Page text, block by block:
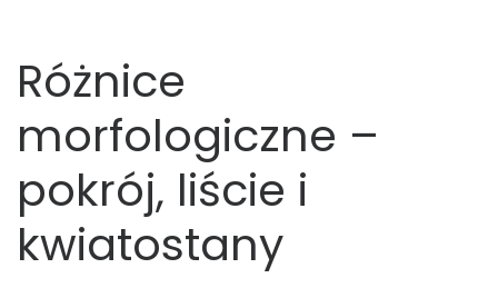
Różnice
morfologiczne –
pokrój, liście i
kwiatostany